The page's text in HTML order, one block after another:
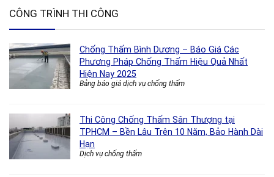
CÔNG TRÌNH THI CÔNG
Chống Thấm Bình Dương – Báo Giá Các
Phương Pháp Chống Thấm Hiệu Quả Nhất
Hiện Nay 2025
Bảng báo giá dịch vụ chống thấm
Thi Công Chống Thấm Sân Thượng tại
TPHCM – Bền Lâu Trên 10 Năm, Bảo Hành Dài
Hạn
Dịch vụ chống thấm